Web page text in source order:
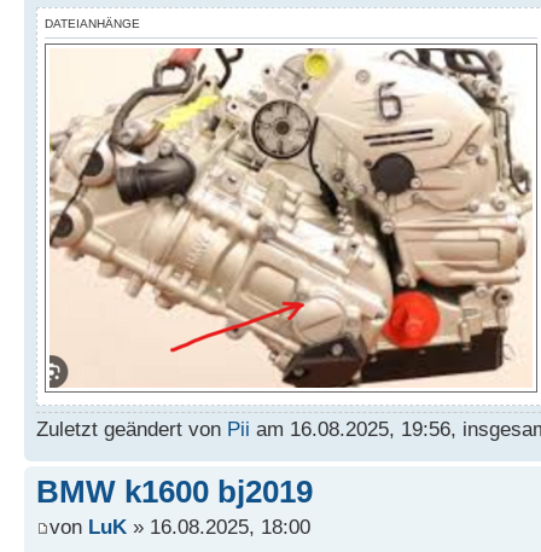
DATEIANHÄNGE
Zuletzt geändert von Pii am 16.08.2025, 19:56,
BMW k1600 bj2019
von LuK » 16.08.2025, 18:00